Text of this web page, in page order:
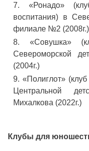
«Ронадо»
воспитания) в
филиале №2 (2008г.)
«Совушка»
Североморской
(2004г.)
«Полиглот»
Центральной
Михалкова (2022г.)
Клубы для